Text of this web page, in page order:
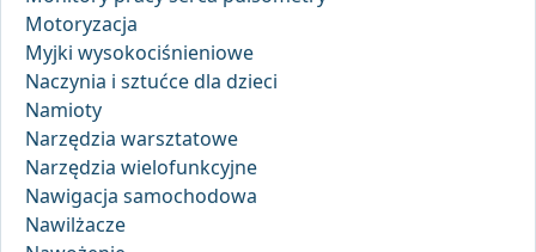
Motoryzacja
Myjki wysokociśnieniowe
Naczynia i sztućce dla dzieci
Namioty
Narzędzia warsztatowe
Narzędzia wielofunkcyjne
Nawigacja samochodowa
Nawilżacze